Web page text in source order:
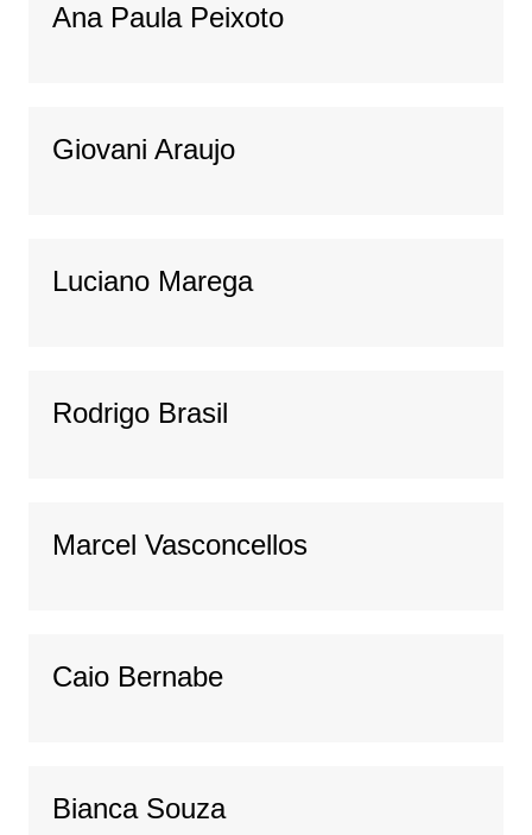
Ana Paula Peixoto
Giovani Araujo
Luciano Marega
Rodrigo Brasil
Marcel Vasconcellos
Caio Bernabe
Bianca Souza